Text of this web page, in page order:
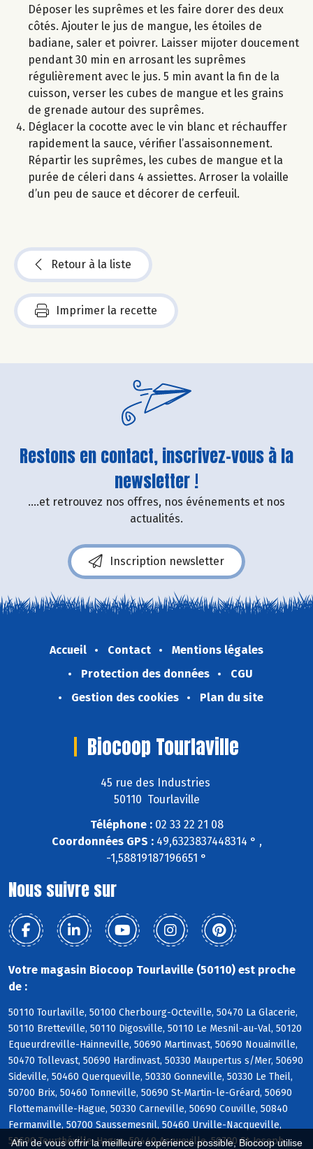
Afin de vous offrir la meilleure expérience possible, Biocoop utilise
Déposer les suprêmes et les faire dorer des deux
côtés. Ajouter le jus de mangue, les étoiles de
badiane, saler et poivrer. Laisser mijoter doucement
pendant 30 min en arrosant les suprêmes
régulièrement avec le jus. 5 min avant la fin de la
cuisson, verser les cubes de mangue et les grains
de grenade autour des suprêmes.
Déglacer la cocotte avec le vin blanc et réchauffer
rapidement la sauce, vérifier l’assaisonnement.
Répartir les suprêmes, les cubes de mangue et la
purée de céleri dans 4 assiettes. Arroser la volaille
d’un peu de sauce et décorer de cerfeuil.
Retour à la liste
Imprimer la recette
Restons en contact, inscrivez-vous à la
newsletter !
....et retrouvez nos offres, nos événements et nos
actualités.
Inscription newsletter
Accueil Contact
Mentions légales
Protection des données
CGU
Gestion des cookies
Plan du site
Biocoop Tourlaville
45 rue des Industries
50110 Tourlaville
Téléphone :02 33 22 21 08
Coordonnées GPS :49,6323837448314 ° ,
-1,58819187196651 °
Nous suivre sur
Votre magasin Biocoop Tourlaville (50110) est proche
de :
50110 Tourlaville, 50100 Cherbourg-Octeville, 50470 La Glacerie,
50110 Bretteville, 50110 Digosville, 50110 Le Mesnil-au-Val, 50120
Equeurdreville-Hainneville, 50690 Martinvast, 50690 Nouainville,
50470 Tollevast, 50690 Hardinvast, 50330 Maupertus s/Mer, 50690
Sideville, 50460 Querqueville, 50330 Gonneville, 50330 Le Theil,
50700 Brix, 50460 Tonneville, 50690 St-Martin-le-Gréard, 50690
Flottemanville-Hague, 50330 Carneville, 50690 Couville, 50840
Fermanville, 50700 Saussemesnil, 50460 Urville-Nacqueville,
50690 Teurthéville-Hague, 50440 Acqueville, 50700 St-Joseph,